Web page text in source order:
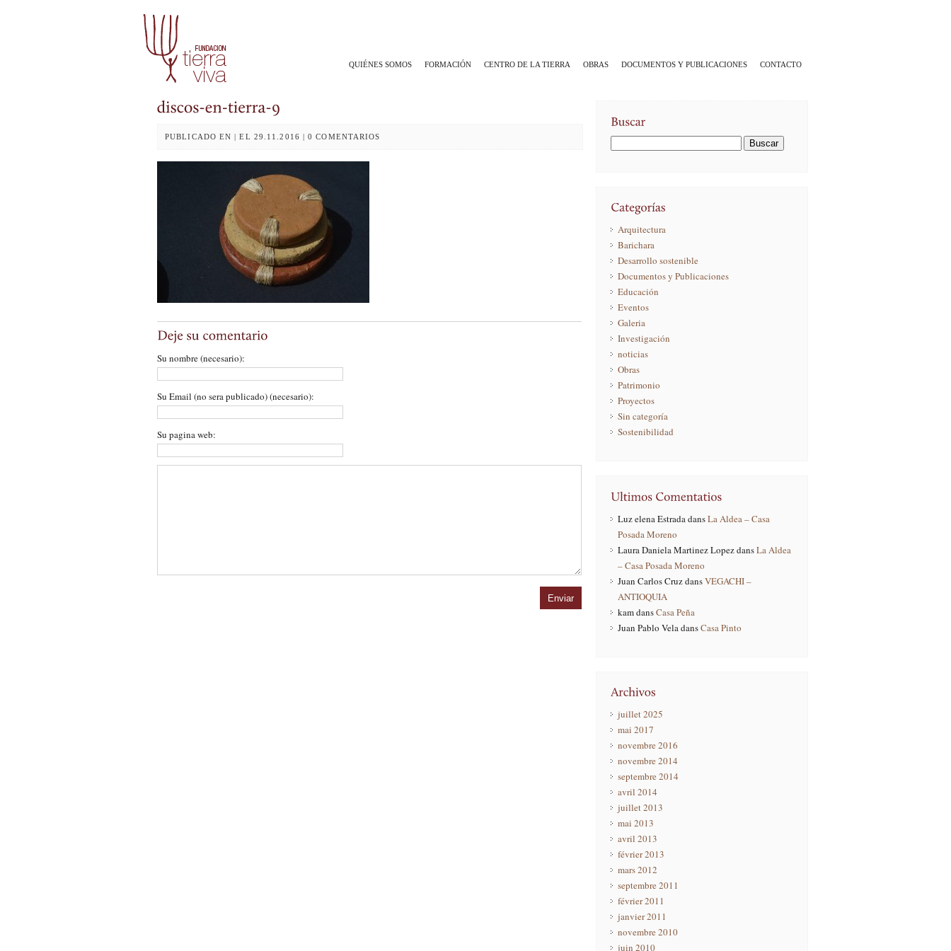
QUIÉNES SOMOS FORMACIÓN CENTRO DE LA TIERRA OBRAS DOCUMENTOS Y PUBLICACIONES CONTACTO
PUBLICADO EN | EL 29.11.2016 | 0 COMENTARIOS
Su nombre (necesario):
Su Email (no sera publicado) (necesario):
Su pagina web:
Arquitectura
Barichara
Desarrollo sostenible
Documentos y Publicaciones
Educación
Eventos
Galeria
Investigación
noticias
Obras
Patrimonio
Proyectos
Sin categoría
Sostenibilidad
Luz elena EstradadansLa Aldea – Casa
Posada Moreno
Laura Daniela Martinez LopezdansLa Aldea
– Casa Posada Moreno
Juan Carlos CruzdansVEGACHI –
ANTIOQUIA
kamdansCasa Peña
Juan Pablo VeladansCasa Pinto
juillet 2025
mai 2017
novembre 2016
novembre 2014
septembre 2014
avril 2014
juillet 2013
mai 2013
avril 2013
février 2013
mars 2012
septembre 2011
février 2011
janvier 2011
novembre 2010
juin 2010